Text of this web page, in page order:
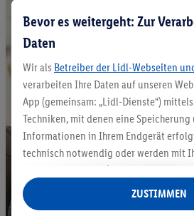
Bevor es weitergeht: Zur
Daten
Wir als Betreiber der Lidl-Webseiten
verarbeiten Ihre Daten auf unseren
App (gemeinsam: „Lidl-Dienste“)
Techniken, mit denen eine
Informationen in Ihrem Endgerät
technisch notwendig oder werden mit
auch durch Partner (u.a.
Verantwortliche; im Zusammenhang mit
insgesamt
ZUSTIMMEN